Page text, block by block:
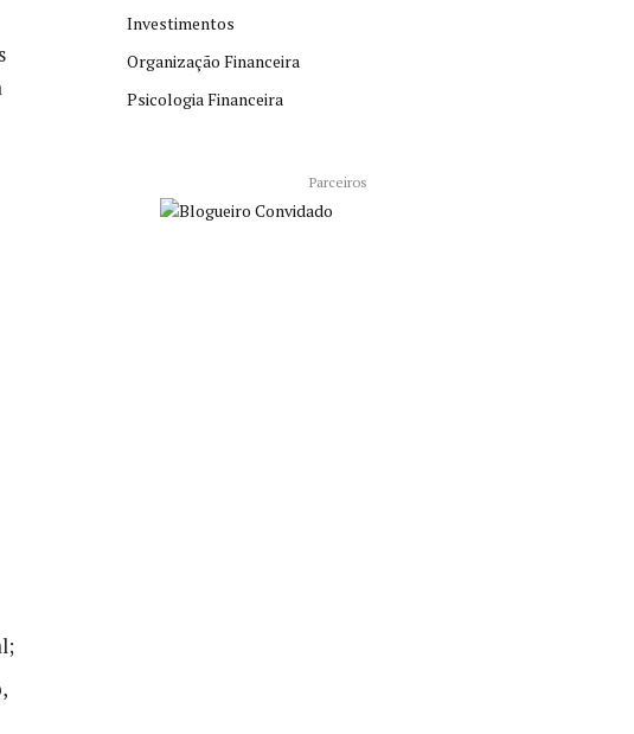
Investimentos
Organização Financeira
Psicologia Financeira
Parceiros